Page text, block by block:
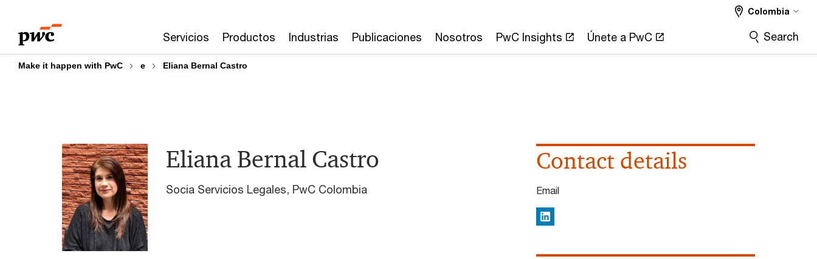
content
footer
Servicios Productos Industrias Publicaciones Nosotros PwC Insights Únete a PwC
Colombia
Search
Make it happen with PwC e Eliana Bernal Castro
Eliana Bernal Castro
Socia Servicios Legales, PwC Colombia
Contact details
Email
LinkedIn